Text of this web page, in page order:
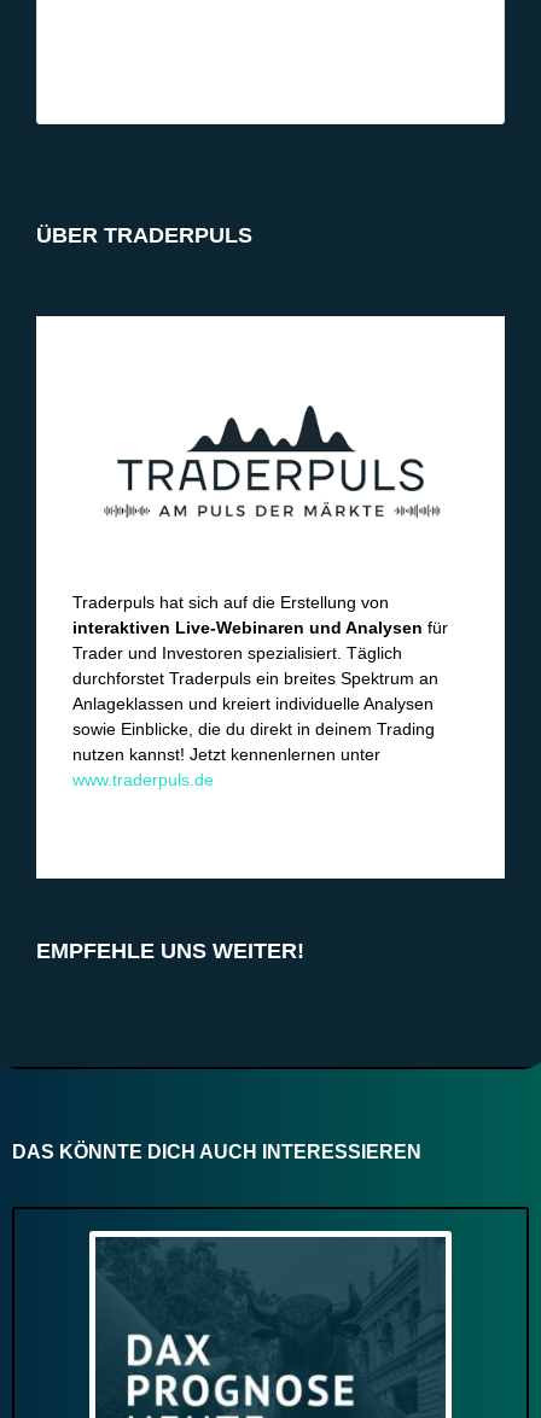
ÜBER TRADERPULS
Traderpuls hat sich auf die Erstellung von
interaktiven Live-Webinaren und Analysen für
Trader und Investoren spezialisiert. Täglich
durchforstet Traderpuls ein breites Spektrum an
Anlageklassen und kreiert individuelle Analysen
sowie Einblicke, die du direkt in deinem Trading
nutzen kannst! Jetzt kennenlernen unter
www.traderpuls.de
EMPFEHLE UNS WEITER!
DAS KÖNNTE DICH AUCH INTERESSIEREN